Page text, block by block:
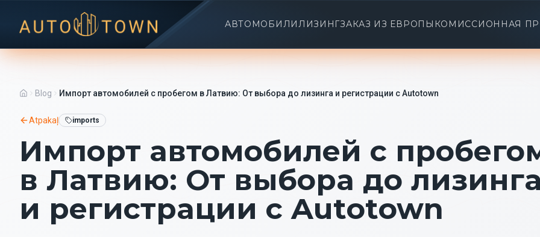
АВТОМОБИЛИЛИЗИНГЗАКАЗ ИЗ ЕВРОПЫ КОМИССИОННАЯ
Blog Импорт автомобилей с пробегом в Латвию: От выбора до лизинга и регистрации с Autotown
Atpakaļ imports
Импорт автомобилей с
в Латвию: От выбора до
и регистрации с Autotown